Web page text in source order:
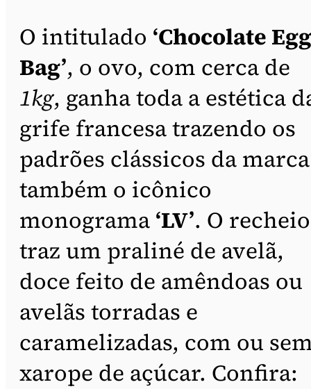
O intitulado ‘Chocolate Egg
Bag’, o ovo, com cerca de
1kg, ganha toda a estética
grife francesa trazendo os
padrões clássicos da
também o icônico
monograma ‘LV’. O recheio
traz um praliné de avelã,
doce feito de amêndoas ou
avelãs torradas e
caramelizadas, com ou
xarope de açúcar. Confira: